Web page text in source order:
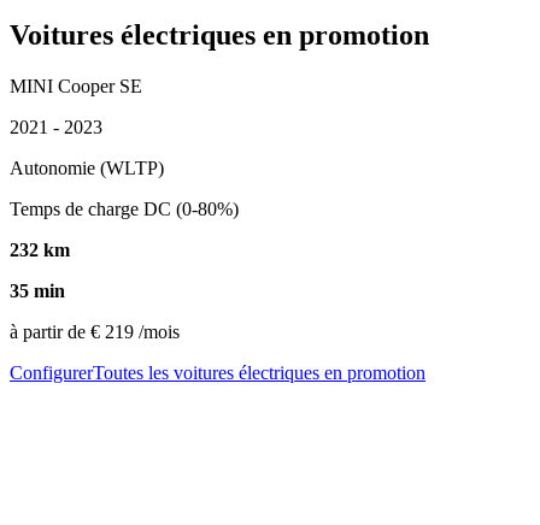
Voitures électriques en promotion
MINI Cooper SE
2021 - 2023
Autonomie (WLTP)
Temps de charge DC (0-80%)
232 km
35 min
à partir de € 219 /mois
ConfigurerToutes les voitures électriques en promotion